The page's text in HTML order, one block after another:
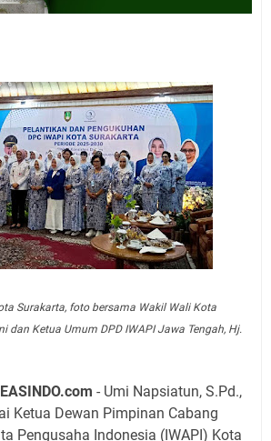
Surakarta, foto bersama Wakil Wali Kota
dan Ketua Umum DPD IWAPI Jawa Tengah, Hj.
- Umi Napsiatun, S.Pd.,
Ketua Dewan Pimpinan Cabang
Pengusaha Indonesia (IWAPI) Kota